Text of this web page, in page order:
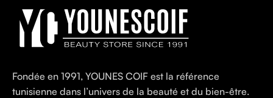
Fondée en 1991, YOUNES COIF est la référence
tunisienne dans l’univers de la beauté et du bien-être.